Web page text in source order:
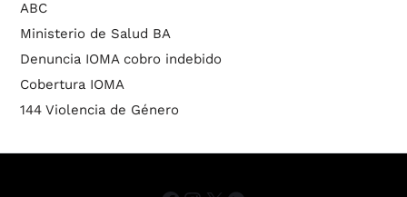
ABC
Ministerio de Salud BA
Denuncia IOMA cobro indebido
Cobertura IOMA
144 Violencia de Género